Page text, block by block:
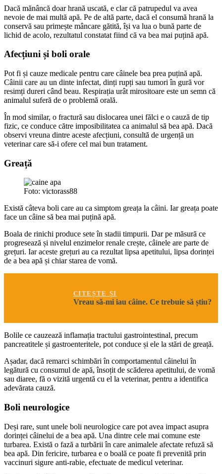
Dacă mănâncă doar hrană uscată, e clar că patrupedul va avea
nevoie de mai multă apă. Pe de altă parte, dacă el consumă hrană la
conservă sau primește mâncare gătită, își va lua o bună parte de
lichid de acolo, rezultatul constatat fiind că va bea mai puțină apă.
Afecțiuni și boli orale
Pot fi și cauze medicale pentru care câinele bea prea puțină apă.
Câinii care au un dinte infectat, dinți rupți sau tumori în gură vor
resimți dureri când beau. Respirația urât mirositoare este un semn că
animalul suferă de o problemă orală.
În mod similar, o fractură sau dislocarea unei fălci e o cauză de tip
fizic, ce conduce către imposibilitatea ca animalul să bea apă. Dacă
observi vreuna dintre aceste afecțiuni, consultă de urgență un
veterinar care să-i ofere cel mai bun tratament.
Greață
Foto: victorass88
Există câteva boli care au ca simptom greața la câini. Iar greața poate
face un câine să bea mai puțină apă.
Boala de rinichi produce sete în stadii timpurii. Dar pe măsură ce
progresează și nivelul enzimelor renale crește, câinele are parte de
grețuri. Iar aceste grețuri au ca rezultat lipsa apetitului, lipsa dorinței
de a bea apă și chiar starea de vomă.
CITEȘTE ȘI
Vreau să-mi iau câine. Ce trebuie să știu?
Bolile ce cauzează inflamația tractului gastrointestinal, precum
pancreatitele și gastroenteritele, pot conduce și ele la stări de greață.
Așadar, dacă remarci schimbări în comportamentul câinelui în
legătură cu consumul de apă, însoțit de scăderea apetitului, de vomă
sau diaree, fă o vizită urgentă cu el la veterinar, pentru a identifica
adevărata cauză.
Boli neurologice
Deși rare, sunt unele boli neurologice care pot avea impact asupra
dorinței câinelui de a bea apă. Una dintre cele mai comune este
turbarea. Există o fază a turbării în care animalele afectate refuză să
bea apă. Din fericire, turbarea e o boală ce poate fi prevenită prin
vaccinuri sigure anti-rabie, efectuate de medicul veterinar.